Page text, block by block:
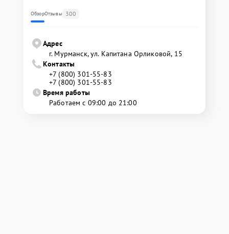
ОбзорОтзывы 300
Адрес
г. Мурманск, ул. Капитана Орликовой, 15
Контакты
+7 (800) 301-55-83
+7 (800) 301-55-83
Время работы
Работаем с 09:00 до 21:00